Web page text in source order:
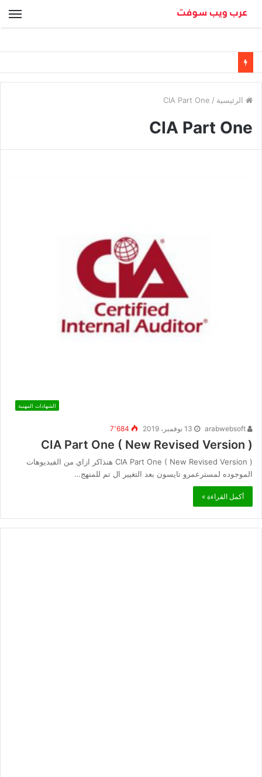
الرئيسية /
CIA Part One
CIA Part One
الشهادات المهنية
13 نوفمبر، 2019 7٬684
CIA Part One ( New Revised Version )
CIA Part One ( New Revised Version ) هنذاكر ازاي من الفيديوهات
الموجوده لمسترعمرو تايسون بعد التغيير ال تم للمنهج…
أكمل القراءة »